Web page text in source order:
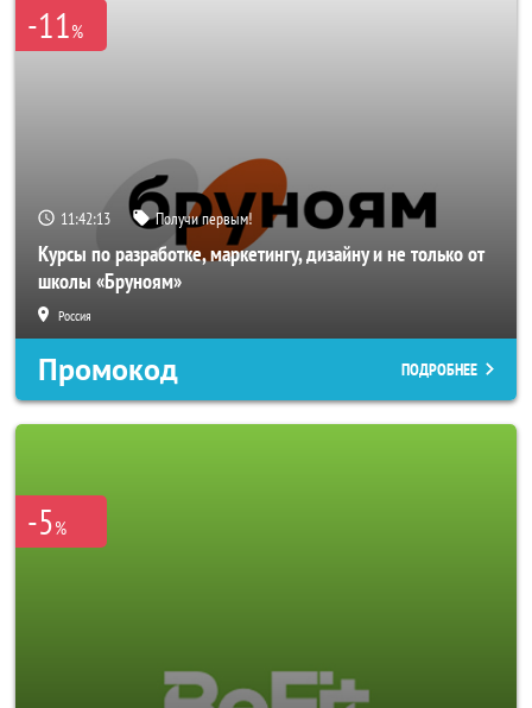
-11%
11:42:11 Получи первым!
Курсы по разработке, маркетингу, дизайну и не только от
школы «Бруноям»
Россия
Промокод ПОДРОБНЕЕ
-5%